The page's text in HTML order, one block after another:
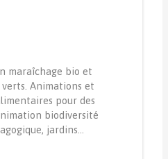
maraîchage bio et
Animations et
pour des
biodiversité
jardins…